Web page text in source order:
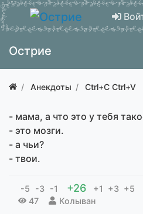
Острие
Анекдоты Ctrl+C Ctrl+V
- мама, а что это у тебя
- это мозги.
- а чьи?
- твои.
-5 -3 -1 +26 +1 +3 +5
47
Колыван